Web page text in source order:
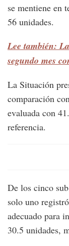
se mentiene en
56 unidades.
Lee también:
segundo mes
La Situación
comparación
evaluada con
referencia.
De los cinco
solo uno
adecuado para
30.5 unidades,